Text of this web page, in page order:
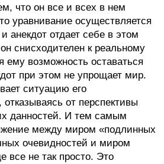
что он все и всех в нем
уравнивание осуществляется
анекдот отдает себе в этом
снисходителен к реальному
ему возможность оставаться
при этом не упрощает мир.
ситуацию его
от перспективы
данностей. И тем самым
между миром «подлинных
очевидностей и миром
все не так просто. Это